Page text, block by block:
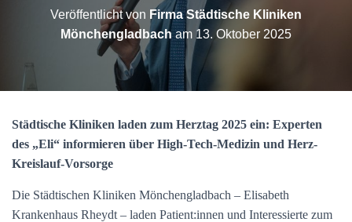
Veröffentlicht von Firma Städtische Kliniken
Mönchengladbacham 13. Oktober 2025
Städtische Kliniken laden zum Herztag 2025 ein: Experten
des „Eli“ informieren über High-Tech-Medizin und Herz-
Kreislauf-Vorsorge
Die Städtischen Kliniken Mönchengladbach – Elisabeth
Krankenhaus Rheydt – laden Patient:innen und Interessierte zum